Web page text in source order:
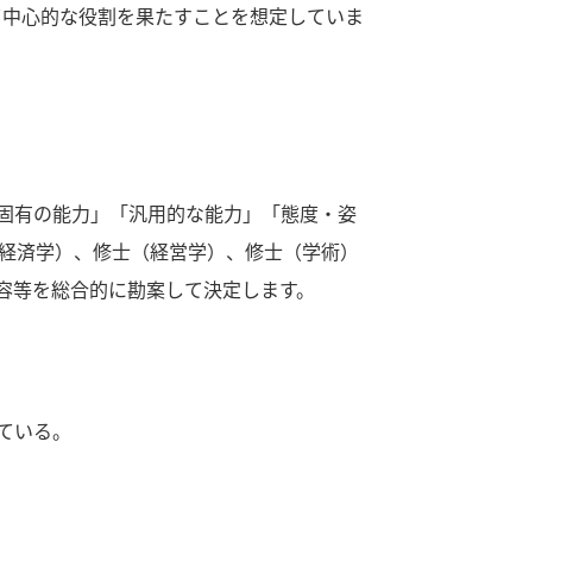
心的な役割を果たすことを想定していま
有の能力」「汎用的な能力」「態度・姿
学）、修士（経営学）、修士（学術）
を総合的に勘案して決定します。
る。